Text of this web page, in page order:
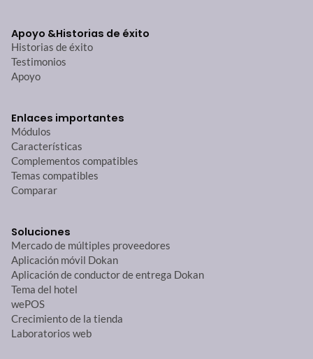
Apoyo &Historias de éxito
Historias de éxito
Testimonios
Apoyo
Enlaces importantes
Módulos
Características
Complementos compatibles
Temas compatibles
Comparar
Soluciones
Mercado de múltiples proveedores
Aplicación móvil Dokan
Aplicación de conductor de entrega Dokan
Tema del hotel
wePOS
Crecimiento de la tienda
Laboratorios web